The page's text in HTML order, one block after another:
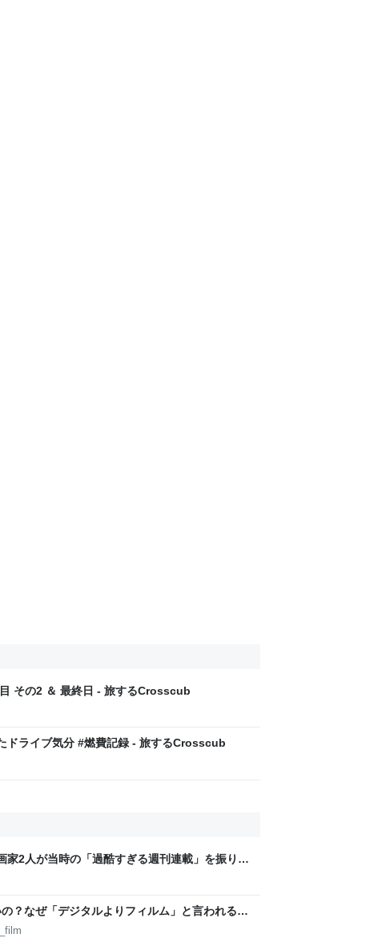
その2 ＆ 最終日 - 旅するCrosscub
ドライブ気分 #燃費記録 - 旅するCrosscub
家2人が当時の「過酷すぎる週刊連載」を振り返
は落とさない」ストイックな舞台裏 | 日刊
？なぜ「デジタルよりフィルム」と言われるの